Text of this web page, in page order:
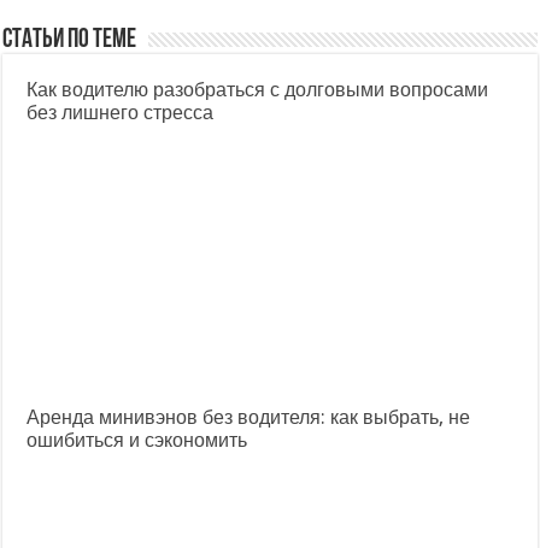
Статьи по теме
Как водителю разобраться с долговыми вопросами
без лишнего стресса
Аренда минивэнов без водителя: как выбрать, не
ошибиться и сэкономить